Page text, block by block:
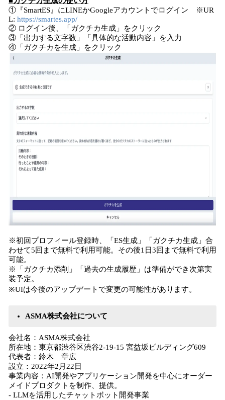
①『SmartES』にLINEかGoogleアカウントでログイン ※UR
L: https://smartes.app/
② ログイン後、「ガクチカ生成」をクリック
③「出力する文字数」「具体的な活動内容」を入力
④「ガクチカを生成」をクリック
※初回プロフィール登録時、「ES生成」「ガクチカ生成」合
わせて5回まで無料で利用可能。その後1日3回まで無料で利用
可能。
※「ガクチカ添削」「過去の生成履歴」は準備ができ次第実
装予定。
※UIは今後のアップデートで変更の可能性があります。
ASMA株式会社について
会社名：ASMA株式会社
所在地：東京都渋谷区渋谷2-19-15 宮益坂ビルディング609
代表者：鈴木 章広
設立：2022年2月22日
事業内容：AI開発やアプリケーション開発を中心にオーダー
メイドプロダクトを制作、提供。
- LLMを活用したチャットボット開発事業